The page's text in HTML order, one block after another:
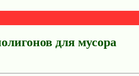
для мусора